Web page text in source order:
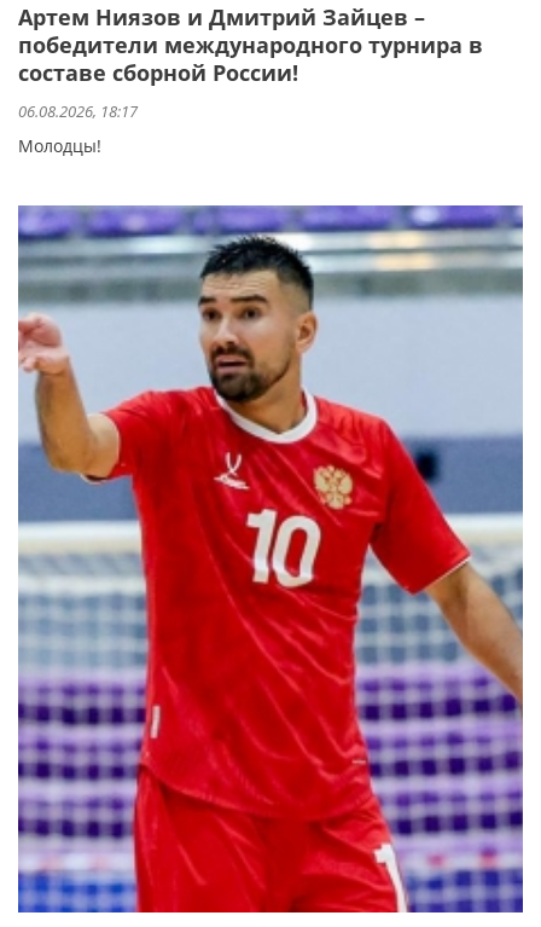
Артем Ниязов и Дмитрий Зайцев –
победители международного турнира в
составе сборной России!
06.08.2026, 18:17
Молодцы!